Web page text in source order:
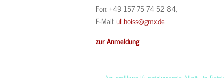
Fon: +49 157 75 74 52 84,
E-Mail: uli.hoiss@gmx.de
zur Anmeldung